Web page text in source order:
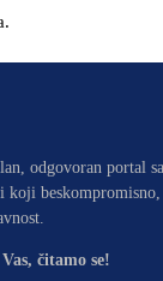
odgovoran portal
čitamo se!